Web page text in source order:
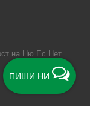
ПИШИ НИ
на Ню Ес Нет